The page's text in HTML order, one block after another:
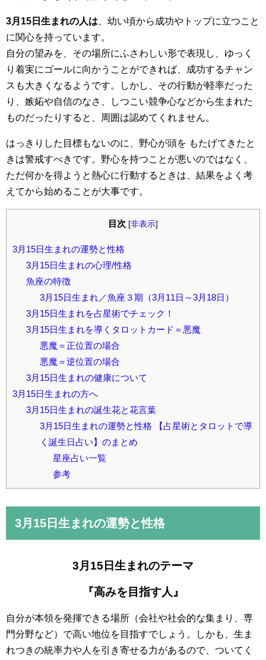
3月15日生まれの人は 、幼い頃から成功やトップに立つこと
に関心を持っています。
自分の望みを、その場所にふさわしい形で表現し、ゆっく
り着実にゴールに向かうことができれば、成功するチャン
スも大きくなるようです。しかし、その行動が軽率だった
り、嫉妬や自信のなさ、しつこい競争心などから生まれた
ものだったりすると、周囲は認めてくれません。
はっきりした目標もないのに、野心が頭を もたげてきたと
きは警戒すべきです。野心を持つことが悪いのではなく、
ただ何かを得ようと熱心に行動するときは、結果をよく考
えてから始めることが大事です。
目次 [非表示]
3月15日生まれの運勢と性格
3月15日生まれの心理/性格
魚座の特徴
3月15日生まれ／魚座３期（3月11日～3月18日）
3月15日生まれを占星術でチェック！
3月15日生まれを導くタロットカード＝悪魔
悪魔＝正位置の場合
悪魔＝逆位置の場合
3月15日生まれの健康について
3月15日生まれの方へ
3月15日生まれの誕生花と花言葉
3月15日生まれの運勢と性格 【占星術とタロットで導
く誕生日占い】のまとめ
星座占い一覧
参考
3月15日 生まれの運勢と性格
3月15日生まれのテーマ
『高みを目指す人』
自分が本領を発揮できる場所（会社や社会的な集まり、専
門分野など）で高い地位を目指すでしょう。しかも、生ま
れつきの統率力や人を引き寄せる力があるので、ついてく